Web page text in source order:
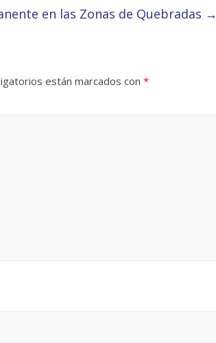
en las Zonas de Quebradas →
están marcados con *